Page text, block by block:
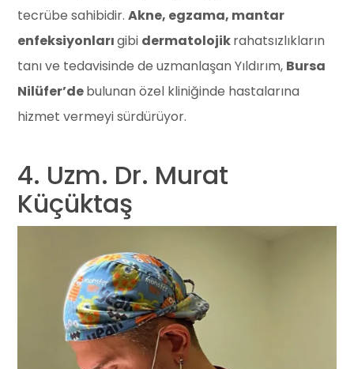
tecrübe sahibidir.Akne, egzama, mantar
enfeksiyonlarıgibi dermatolojikrahatsızlıkların
tanı ve tedavisinde de uzmanlaşan Yıldırım, Bursa
Nilüfer’debulunan özel kliniğinde hastalarına
hizmet vermeyi sürdürüyor.
4. ⁠Uzm. Dr. Murat
Küçüktaş